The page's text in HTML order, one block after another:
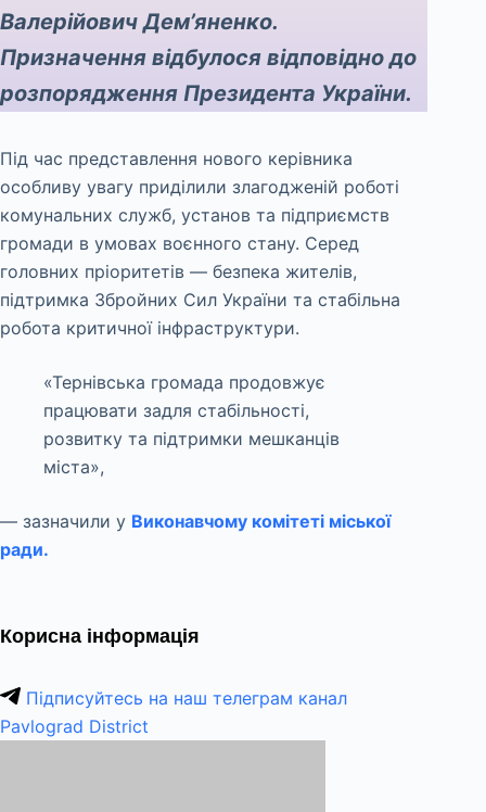
Валерійович Дем’яненко.
Призначення відбулося відповідно до
розпорядження Президента України.
Під час представлення нового керівника
особливу увагу приділили злагодженій роботі
комунальних служб, установ та підприємств
громади в умовах воєнного стану. Серед
головних пріоритетів — безпека жителів,
підтримка Збройних Сил України та стабільна
робота критичної інфраструктури.
«Тернівська громада продовжує
працювати задля стабільності,
розвитку та підтримки мешканців
міста»,
— зазначили у Виконавчому комітеті міської
ради.
Корисна інформація
Підписуйтесь на наш телеграм канал
Pavlograd District